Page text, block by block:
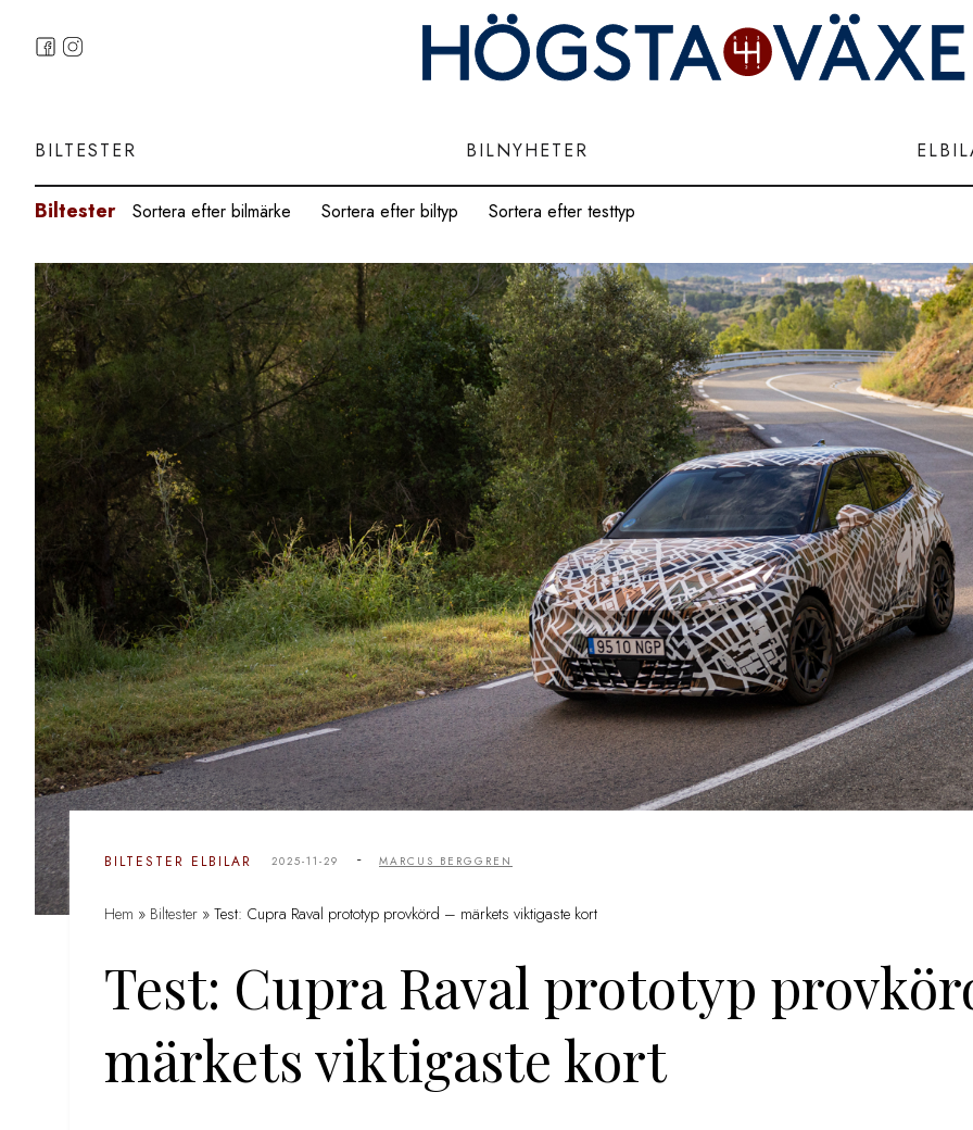
BILTESTER BILNYHETER
Biltester Sortera efter bilmärke Sortera efter biltyp Sortera efter testtyp
BILTESTER ELBILAR 2025-11-29 - MARCUS BERGGREN
Hem » Biltester » Test: Cupra Raval prototyp provkörd – märkets viktigaste kort
Test: Cupra Raval prototyp
märkets viktigaste kort